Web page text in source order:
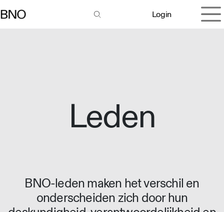
Login
Leden
BNO-leden maken het verschil en
onderscheiden zich door hun